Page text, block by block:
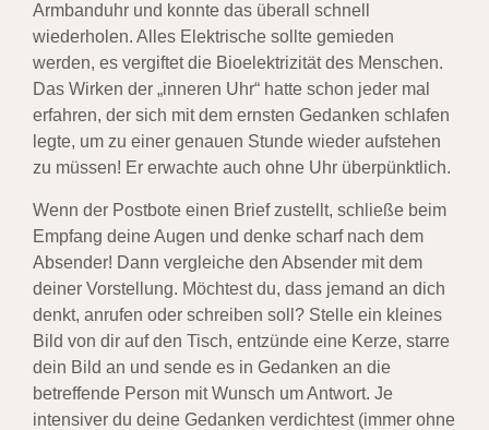
Armbanduhr und konnte das überall schnell
wiederholen. Alles Elektrische sollte gemieden
werden, es vergiftet die Bioelektrizität des Menschen.
Das Wirken der „inneren Uhr“ hatte schon jeder mal
erfahren, der sich mit dem ernsten Gedanken schlafen
legte, um zu einer genauen Stunde wieder aufstehen
zu müssen! Er erwachte auch ohne Uhr überpünktlich.
Wenn der Postbote einen Brief zustellt, schließe beim
Empfang deine Augen und denke scharf nach dem
Absender! Dann vergleiche den Absender mit dem
deiner Vorstellung. Möchtest du, dass jemand an dich
denkt, anrufen oder schreiben soll? Stelle ein kleines
Bild von dir auf den Tisch, entzünde eine Kerze, starre
dein Bild an und sende es in Gedanken an die
betreffende Person mit Wunsch um Antwort. Je
intensiver du deine Gedanken verdichtest (immer ohne